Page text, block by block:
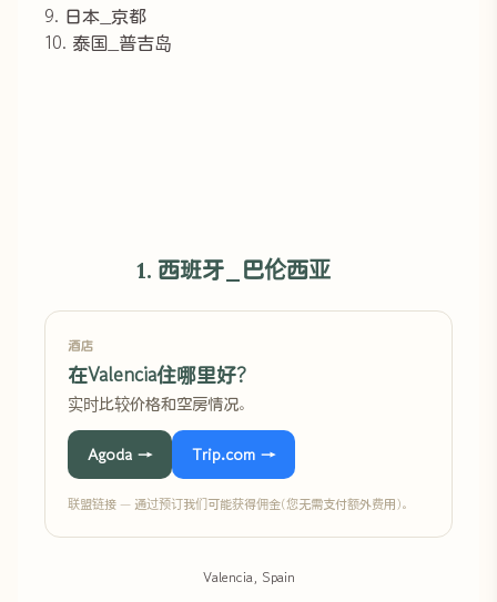
9. 日本_京都
10. 泰国_普吉岛
1. 西班牙_巴伦西亚
酒店
在Valencia住哪里好?
实时比较价格和空房情况。
Agoda → Trip.com →
联盟链接 — 通过预订我们可能获得佣金(您无需支付额外费用)。
Valencia, Spain